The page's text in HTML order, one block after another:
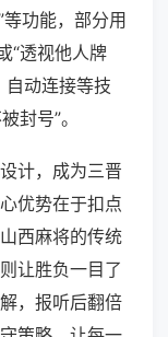
等功能，部分用
“透视他人牌
自动连接等技
封号”。
计，成为三晋
优势在于扣点
西麻将的传统
让胜负一目了
，报听后翻倍